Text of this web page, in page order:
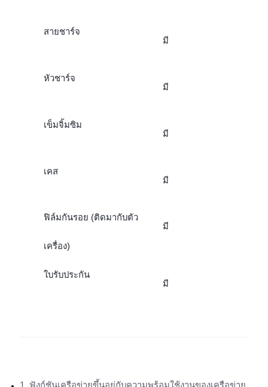
สายชาร์จ
มี
หัวชาร์จ
มี
เข็มจิ้มซิม
มี
เคส
มี
ฟิล์มกันรอย (ติดมากับตัว
เครื่อง)
มี
ใบรับประกัน
มี
1. ฟังก์ชันเครือข่ายขึ้นอยู่กับความพร้อมใช้งานของเครือข่าย